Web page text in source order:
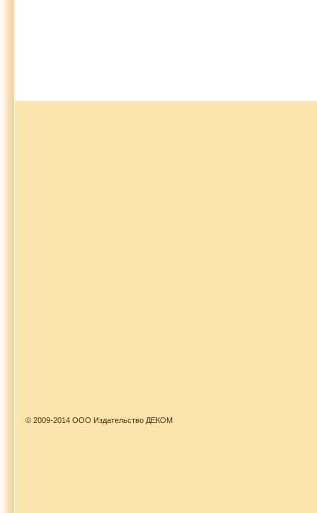
© 2009-2014 ООО Издательство ДЕКОМ